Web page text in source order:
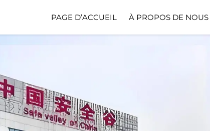
PAGE D’ACCUEIL À PROPOS DE NOUS